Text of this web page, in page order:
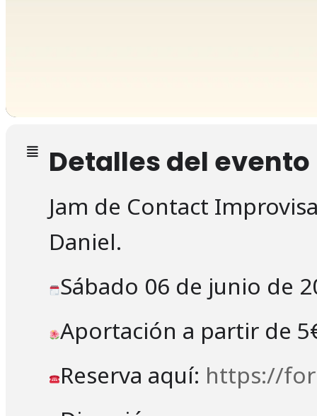
Detalles del evento
Jam de Contact
Daniel.
Sábado 06 de junio de
Aportación a partir de
Reserva aquí: https://